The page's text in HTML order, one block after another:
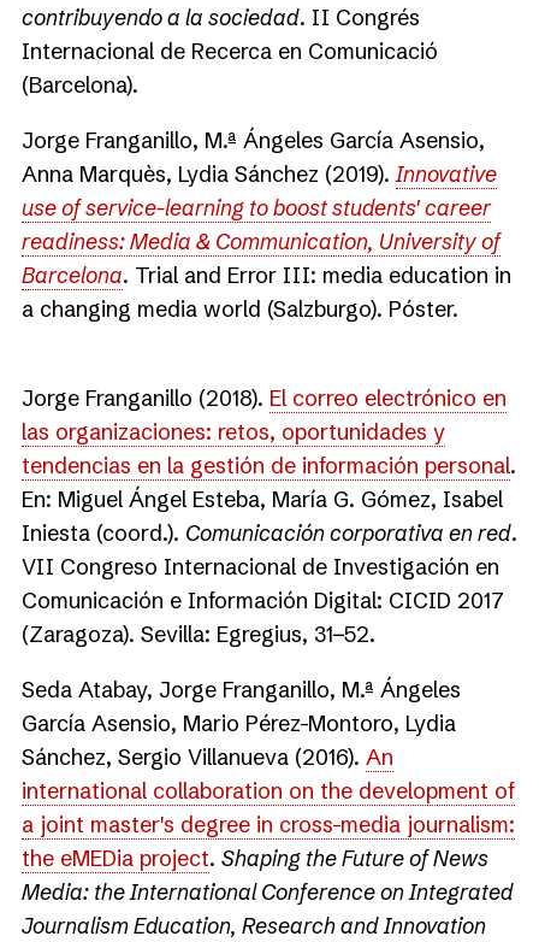
contribuyendo a la sociedad. II Congrés
Internacional de Recerca en Comunicació
(Barcelona).
Jorge Franganillo, M.ª Ángeles García Asensio,
Anna Marquès, Lydia Sánchez (2019).Innovative
use of service-learning to boost students' career
readiness: Media & Communication, University of
Barcelona. Trial and Error III: media education in
a changing media world (Salzburgo). Póster.
Jorge Franganillo (2018). El correo electrónico en
las organizaciones: retos, oportunidades y
tendencias en la gestión de información personal.
En: Miguel Ángel Esteba, María G. Gómez, Isabel
Iniesta (coord.). Comunicación corporativa en red.
VII Congreso Internacional de Investigación en
Comunicación e Información Digital: CICID 2017
(Zaragoza). Sevilla: Egregius, 31−52.
Seda Atabay, Jorge Franganillo, M.ª Ángeles
García Asensio, Mario Pérez-Montoro, Lydia
Sánchez, Sergio Villanueva (2016). An
international collaboration on the development of
a joint master's degree in cross-media journalism:
the eMEDia project. Shaping the Future of News
Media: the International Conference on Integrated
Journalism Education, Research and Innovation